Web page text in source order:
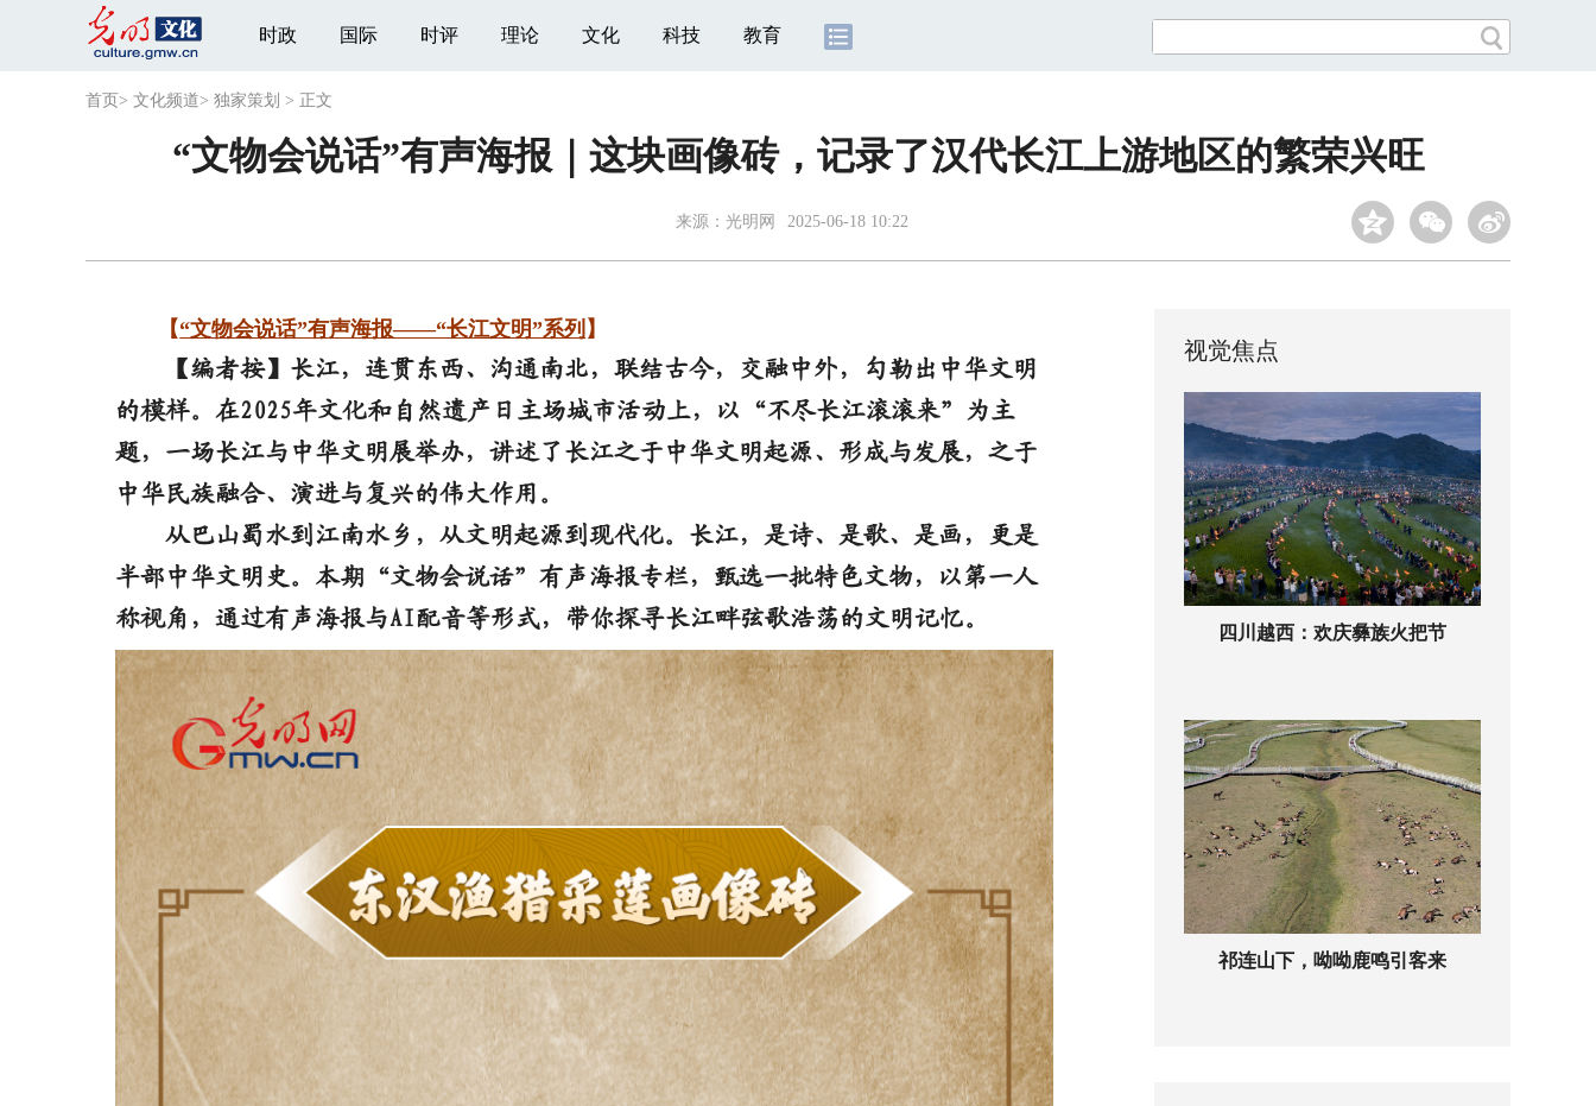
时政 国际 时评 理论 文化 科技 教育
首页 > 文化频道> 独家策划 > 正文
“文物会说话”有声海报｜这块画像砖，记录了汉代长江上游地区的繁荣兴旺
来源： 光明网 2025-06-18 10:22
【“文物会说话”有声海报——“长江文明”系列 】
【编者按】长江，连贯东西、沟通南北，联结古今，交融中外，勾勒出中华文明
的模样。在2025年文化和自然遗产日主场城市活动上，以“不尽长江滚滚来”为主
题，一场长江与中华文明展举办，讲述了长江之于中华文明起源、形成与发展，之于
中华民族融合、演进与复兴的伟大作用。
从巴山蜀水到江南水乡，从文明起源到现代化。长江，是诗、是歌、是画，更是
半部中华文明史。本期“文物会说话”有声海报专栏，甄选一批特色文物，以第一人
称视角，通过有声海报与AI配音等形式，带你探寻长江畔弦歌浩荡的文明记忆。
视觉焦点
四川越西：欢庆彝族火把节
祁连山下，呦呦鹿鸣引客来